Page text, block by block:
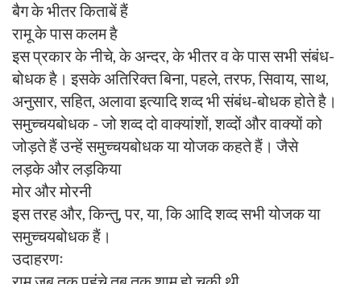
बैग के भीतर किताबें हैं
रामू के पास कलम है
इस प्रकार के नीचे, के अन्दर, के भीतर व के पास सभी संबंध-
बोधक है। इसके अतिरिक्त बिना, पहले, तरफ, सिवाय, साथ,
अनुसार, सहित, अलावा इत्यादि शव्द भी संबंध-बोधक होते है।
समुच्चयबोधक - जो शव्द दो वाक्यांशों, शव्दों और वाक्यों को
जोड़ते हैं उन्हें समुच्चयबोधक या योजक कहते हैं। जैसे
लड़के और लड़किया
मोर और मोरनी
इस तरह और, किन्तु, पर, या, कि आदि शव्द सभी योजक या
समुच्चयबोधक हैं।
उदाहरणः